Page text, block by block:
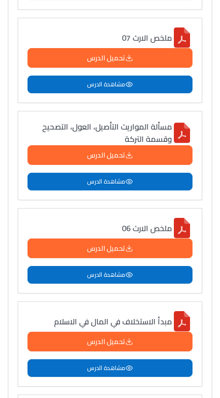
ملخص الارث 07
تحميل الدرس
مشاهدة الدرس
مسألة المواريث التأصيل، العول، التصحيح
وقسمة التركة
تحميل الدرس
مشاهدة الدرس
ملخص الارث 06
تحميل الدرس
مشاهدة الدرس
مبدأ الاستخلاف في المال في الاسلام
تحميل الدرس
مشاهدة الدرس